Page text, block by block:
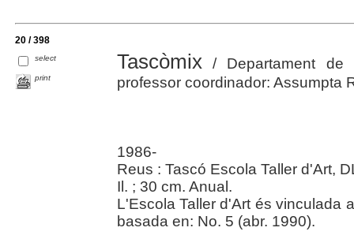
20 / 398
select
print
Tascòmix/ Departament de
professor coordinador: Assumpta
1986-
Reus : Tascó Escola Taller d'Art,
Il. ; 30 cm. Anual.
L'Escola Taller d'Art és vinculada
basada en: No. 5 (abr. 1990).